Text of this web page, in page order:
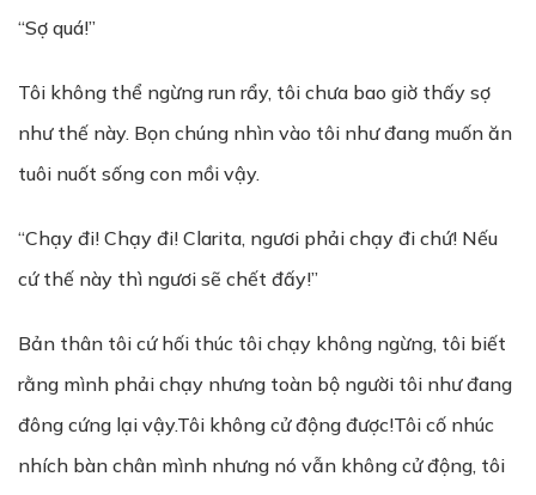
“Sợ quá!”
Tôi không thể ngừng run rẩy, tôi chưa bao giờ thấy sợ
như thế này. Bọn chúng nhìn vào tôi như đang muốn ăn
tuôi nuốt sống con mồi vậy.
“Chạy đi! Chạy đi! Clarita, ngươi phải chạy đi chứ! Nếu
cứ thế này thì ngươi sẽ chết đấy!”
Bản thân tôi cứ hối thúc tôi chạy không ngừng, tôi biết
rằng mình phải chạy nhưng toàn bộ người tôi như đang
đông cứng lại vậy.Tôi không cử động được!Tôi cố nhúc
nhích bàn chân mình nhưng nó vẫn không cử động, tôi